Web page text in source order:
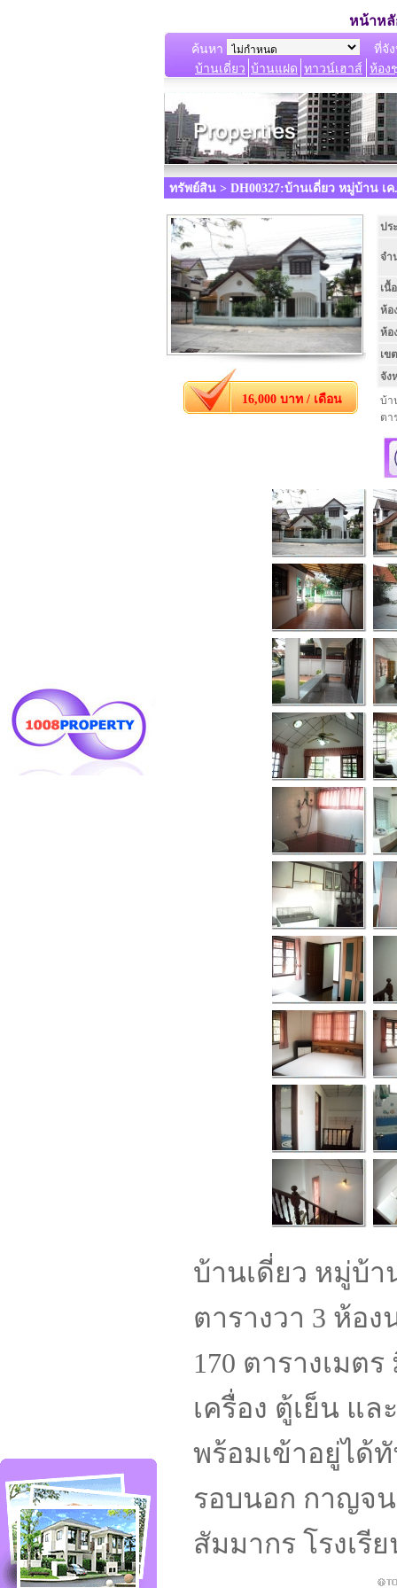
หน้าห
ค้นหา
ที่จัง
บ้านเดี่ยว บ้านแฝด ทาวน์เฮาส์ ห้อง
ทรัพย์สิน > DH00327:บ้านเดี่ยว หมู่บ้าน เ
16,000 บาท / เดือน
ปร
จำ
เนื้
ห้อ
ห้อ
เข
จัง
บ้า
ตา
บ้านเดี่ยว หมู่บ้า
ตารางวา 3 ห้อ
170 ตารางเมตร
เครื่อง ตู้เย็น แ
พร้อมเข้าอยู่ได้
รอบนอก กาญจ
สัมมากร โรงเรี